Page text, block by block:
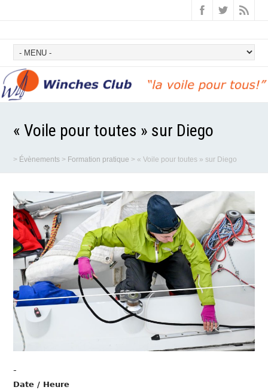
« Voile pour toutes » sur Diego
> Évènements > Formation pratique >« Voile pour toutes » sur Diego
-
Date / Heure